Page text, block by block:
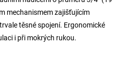
mechanismem zajišťujícím
těsné spojení. Ergonomické
i při mokrých rukou.